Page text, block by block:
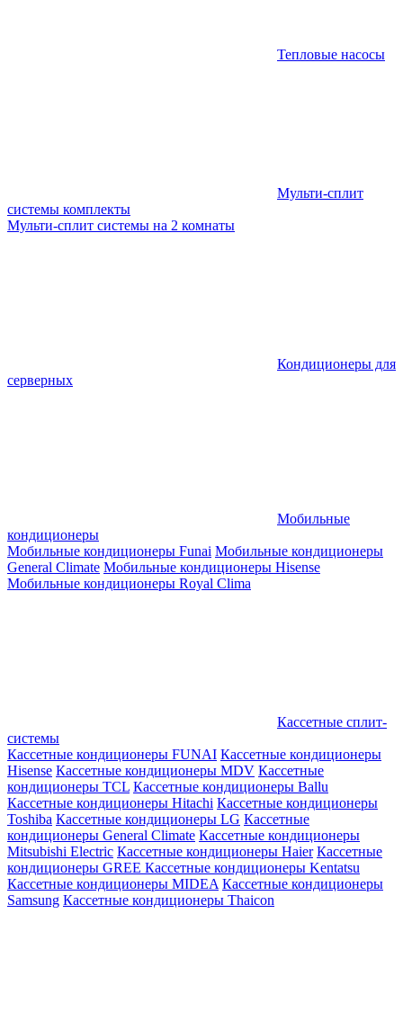
Тепловые насосы
Мульти-сплит
системы комплекты
Мульти-сплит системы на 2 комнаты
Кондиционеры для
серверных
Мобильные
кондиционеры
Мобильные кондиционеры Funai Мобильные кондиционеры
General Climate Мобильные кондиционеры Hisense
Мобильные кондиционеры Royal Clima
Кассетные сплит-
системы
Кассетные кондиционеры FUNAI Кассетные кондиционеры
Hisense Кассетные кондиционеры MDV Кассетные
кондиционеры TCL Кассетные кондиционеры Ballu
Кассетные кондиционеры Hitachi Кассетные кондиционеры
Toshiba Кассетные кондиционеры LG Кассетные
кондиционеры General Climate Кассетные кондиционеры
Mitsubishi Electric Кассетные кондиционеры Haier Кассетные
кондиционеры GREE Кассетные кондиционеры Kentatsu
Кассетные кондиционеры MIDEA Кассетные кондиционеры
Samsung Кассетные кондиционеры Thaicon